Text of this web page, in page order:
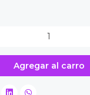
Agregar al carro